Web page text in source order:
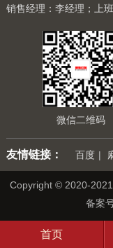
销售经理：李经理；上
微信二维码
友情链接： 百度 |
Copyright © 2020-
备案
首页